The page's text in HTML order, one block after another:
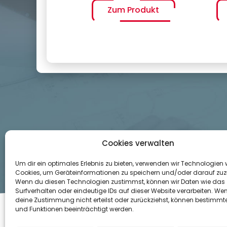
Cookies verwalten
Um dir ein optimales Erlebnis zu bieten, verwenden wir Technologien
Cookies, um Geräteinformationen zu speichern und/oder darauf
Wenn du diesen Technologien zustimmst, können wir Daten wie das
Surfverhalten oder eindeutige IDs auf dieser Website verarbeiten.
deine Zustimmung nicht erteilst oder zurückziehst, können
und Funktionen beeinträchtigt werden.
Zum Produkt